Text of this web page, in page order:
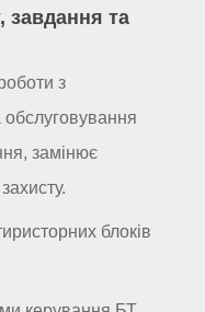
завдання та
з
замінює
блоків